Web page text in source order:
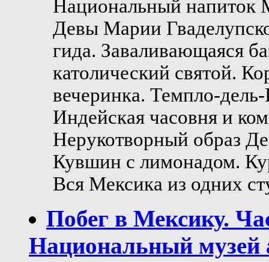
Национальный напиток
Девы Марии
гида. Заваливающаяся
католический святой.
вечеринка. Темпло-
Индейская часовня и
Нерукотворный образ
Кувшин с лимонадом.
Вся Мексика из одних
Побег в Мексику.
Национальный музей